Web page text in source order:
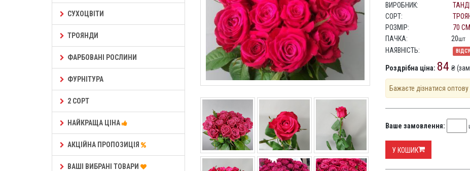
СУХОЦВІТИ
ТРОЯНДИ
ФАРБОВАНІ РОСЛИНИ
ФУРНІТУРА
2 СОРТ
НАЙКРАЩА ЦІНА
АКЦІЙНА ПРОПОЗИЦІЯ
ВАШІ ВИБРАНІ ТОВАРИ
ВИРОБНИК:
СОРТ:
РОЗМІР:
70 СМ
ПАЧКА:
20шт
НАЯВНІСТЬ:
Роздрібна ціна: 84 ₴
Бажаєте дізнатися оптову
Ваше замовлення:
У КОШИК